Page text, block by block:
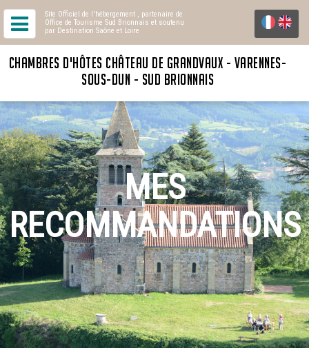
Site Officiel de l'hébergement , partenaire de
Office de Tourisme Sud Brionnais et soutenu
par Destination Saône et Loire
CHAMBRES D'HÔTES CHÂTEAU DE GRANDVAUX - VARENNES-
SOUS-DUN - SUD BRIONNAIS
MES
RECOMMANDATIONS